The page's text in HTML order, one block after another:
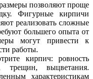
позволяют проще
Фигурные кирпичи
реализовать сложные
большего опыта от
могут привести к
работы.
кирпич: ровность
трещин, выцветания.
характеристикам